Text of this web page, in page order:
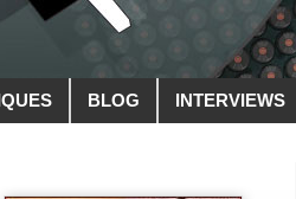
BLOG INTERVIEWS